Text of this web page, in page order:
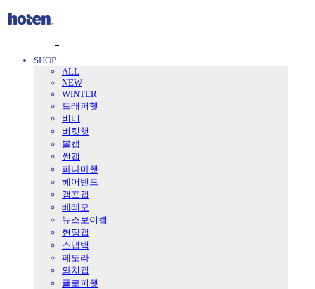
SHOP
ALL
NEW
WINTER
트래퍼햇
비니
버킷햇
볼캡
썬캡
파나마햇
헤어밴드
캠프캡
베레모
뉴스보이캡
헌팅캡
스냅백
페도라
와치캡
플로피햇